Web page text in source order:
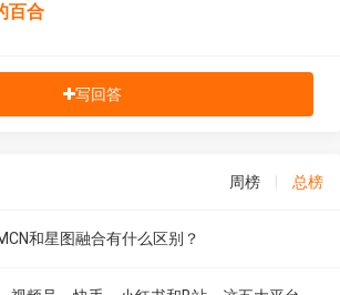
百合
写回答
周榜 总榜
和星图融合有什么区别？